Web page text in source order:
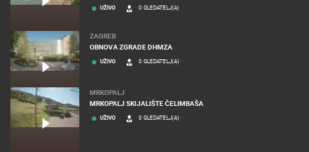
UŽIVO 0 GLEDATELJ(A)
ZAGREB
OBNOVA ZGRADE DHMZA
UŽIVO 0 GLEDATELJ(A)
MRKOPALJ
MRKOPALJ SKIJALIŠTE ČELIMBAŠA
UŽIVO 0 GLEDATELJ(A)